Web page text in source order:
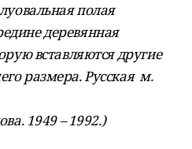
полая
деревянная
вставляются другие
размера. Русская м.
1949 – 1992.)